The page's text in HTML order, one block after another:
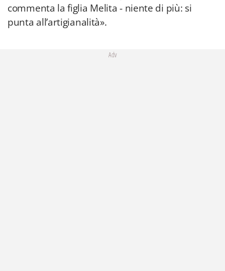
commenta la figlia Melita - niente di più: si
punta all’artigianalità».
Adv